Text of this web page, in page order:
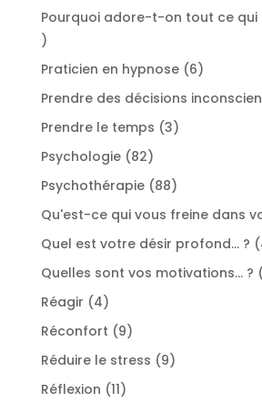
produits
Pourquoi adore-t-on tout ce qui
1
produit
Praticien en hypnose 66
produits
Prendre des décisions
Prendre le temps 33
Psychologie 8282
produits
Psychothérapie 8888
produits
Qu'est-ce qui vous freine dans
Quel est votre désir profond... ?
Quelles sont vos motivations... ?
Réagir 44
produits
Réconfort 99
produits
Réduire le stress 99
Réflexion 1111